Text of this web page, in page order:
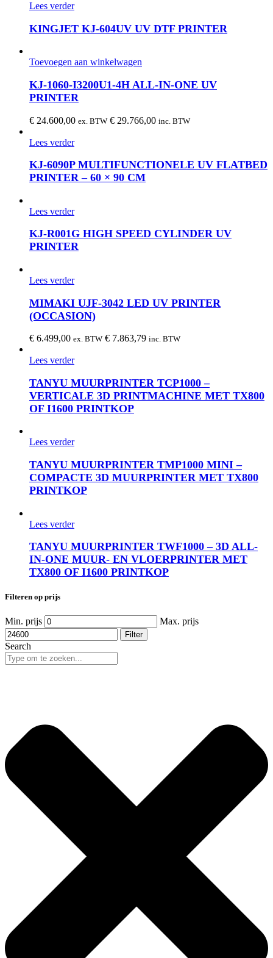
Lees verder
KINGJET KJ-604UV UV DTF PRINTER
Toevoegen aan winkelwagen
KJ-1060-I3200U1-4H ALL-IN-ONE UV
PRINTER
€ 24.600,00 ex. BTW € 29.766,00 inc. BTW
Lees verder
KJ-6090P MULTIFUNCTIONELE UV FLATBED
PRINTER – 60 × 90 CM
Lees verder
KJ-R001G HIGH SPEED CYLINDER UV
PRINTER
Lees verder
MIMAKI UJF-3042 LED UV PRINTER
(OCCASION)
€ 6.499,00 ex. BTW € 7.863,79 inc. BTW
Lees verder
TANYU MUURPRINTER TCP1000 –
VERTICALE 3D PRINTMACHINE MET TX800
OF I1600 PRINTKOP
Lees verder
TANYU MUURPRINTER TMP1000 MINI –
COMPACTE 3D MUURPRINTER MET TX800
PRINTKOP
Lees verder
TANYU MUURPRINTER TWF1000 – 3D ALL-
IN-ONE MUUR- EN VLOERPRINTER MET
TX800 OF I1600 PRINTKOP
Filteren op prijs
Min. prijs Max. prijs
Filter
Search